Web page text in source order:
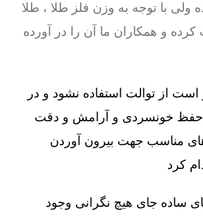
ولی با توجه به وزن فلز طلا ، طلا
و همکاران ما آن را در آورده
از توالت استفاده نشود و در
حفظ خونسردی و آرامش و دقت
مناسب جهت بیرون آوردن
کرد
ساده جای هیچ نگرانی وجود